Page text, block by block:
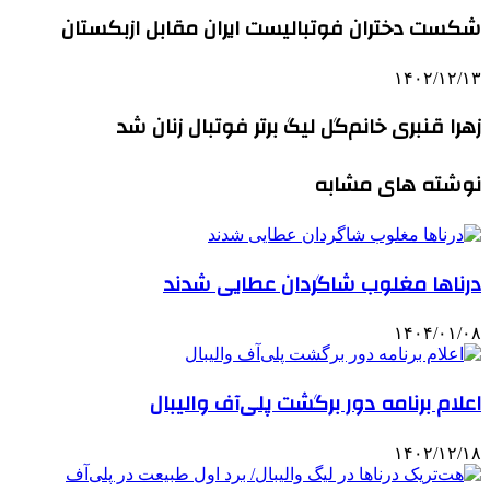
شکست دختران فوتبالیست ایران مقابل ازبکستان
۱۴۰۲/۱۲/۱۳
زهرا قنبری خانم‌گل لیگ برتر فوتبال زنان شد
نوشته های مشابه
درناها مغلوب شاگردان عطایی شدند
۱۴۰۴/۰۱/۰۸
اعلام برنامه دور برگشت پلی‌آف والیبال
۱۴۰۲/۱۲/۱۸